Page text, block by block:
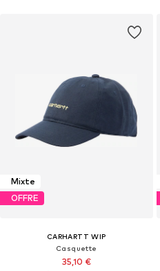
Mixte
OFFRE
CARHARTT WIP
Casquette
35,10 €